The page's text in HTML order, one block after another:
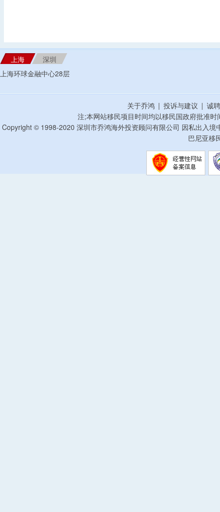
上海
深圳
上海环球金融中心28层
关于乔鸿 | 投诉与建议 | 诚
注;本网站移民项目时间均以移民国政府批准
Copyright © 1998-2020 深圳市乔鸿海外投资顾问有限公司 因私出入
巴尼亚移